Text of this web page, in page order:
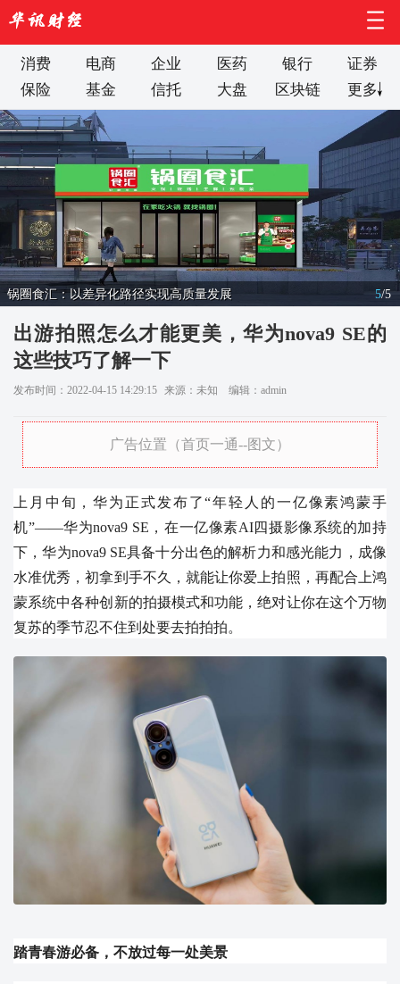
消费 电商 企业 医药 银行
证券
保险
基金 信托 大盘 区块链 更多
锅圈食汇：以差异化路径实现高质量发展 5/5
出游拍照怎么才能更美，华为nova9 SE的
这些技巧了解一下
发布时间：2022-04-15 14:29:15 来源：未知 编辑：admin
广告位置（首页一通--图文）
上月中旬，华为正式发布了“年轻人的一亿像素鸿蒙手
机”——华为nova9 SE，在一亿像素AI四摄影像系统的加持
下，华为nova9 SE具备十分出色的解析力和感光能力，成像
水准优秀，初拿到手不久，就能让你爱上拍照，再配合上鸿
蒙系统中各种创新的拍摄模式和功能，绝对让你在这个万物
复苏的季节忍不住到处要去拍拍拍。
踏青春游必备，不放过每一处美景